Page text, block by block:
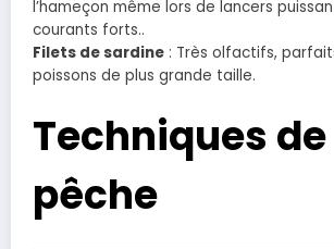
l’hameçon même lors de lancers
courants forts..
Filets de sardine : Très olfactifs,
poissons de plus grande taille.
Techniques de
pêche